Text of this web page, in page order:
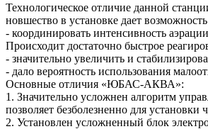
Технологическое отличие данной
новшество в установке дает
- координировать интенсивность
Происходит достаточно быстрое
- значительно увеличить и
- дало вероятность использования
Основные отличия «ЮБАС-АКВА»:
1. Значительно усложнен алгоритм
позволяет безболезненно для установки
2. Установлен усложненный блок